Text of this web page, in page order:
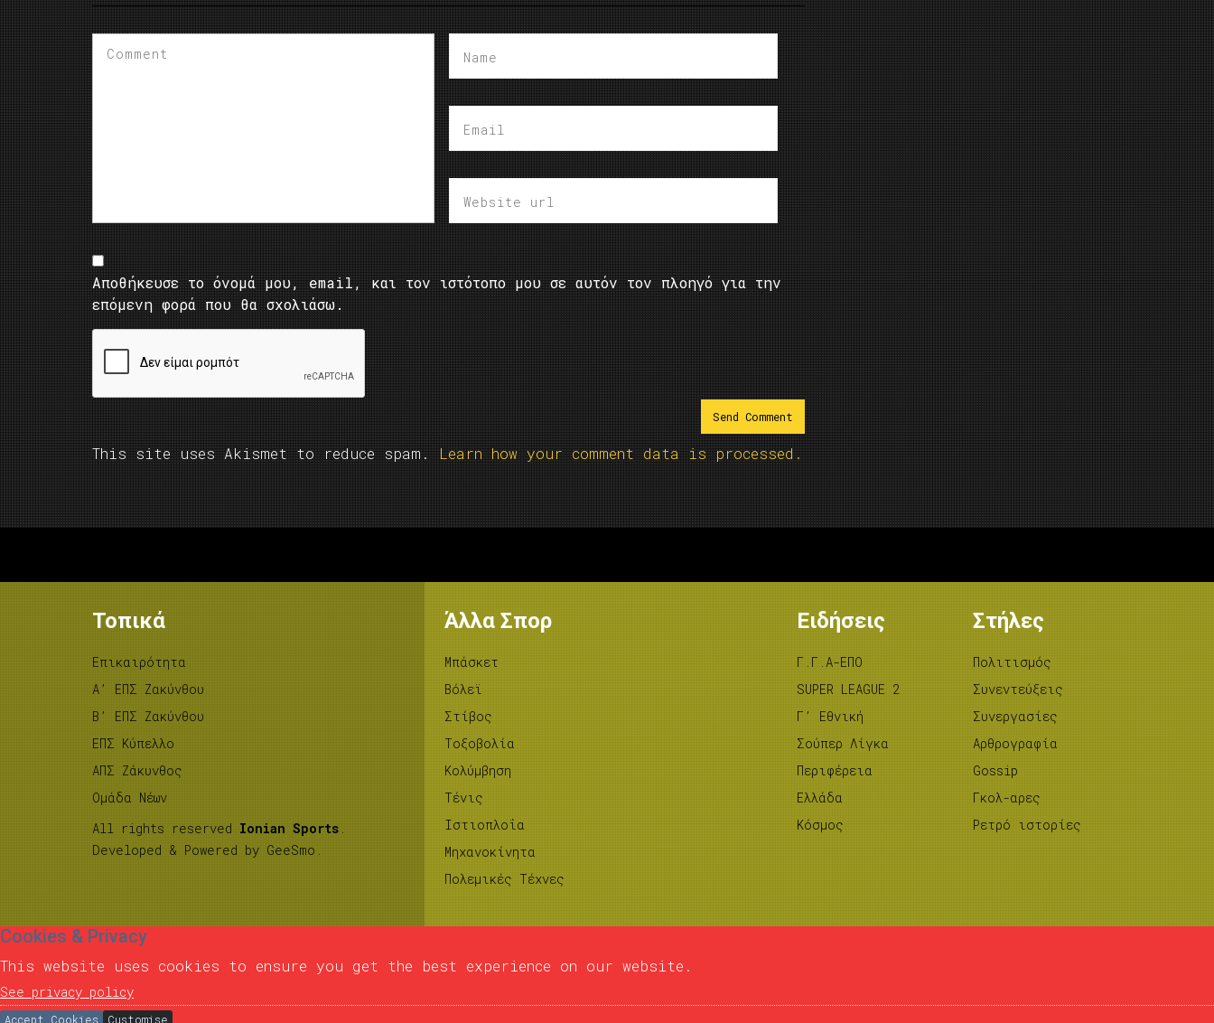
Αποθήκευσε το όνομά μου, email, και τον ιστότοπο μου σε αυτόν τον πλοηγό για την
επόμενη φορά που θα σχολιάσω.
This site uses Akismet to reduce spam. Learn how your comment data is processed.
Τοπικά
Επικαιρότητα
A’ ΕΠΣ Ζακύνθου
B’ ΕΠΣ Ζακύνθου
ΕΠΣ Κύπελλο
ΑΠΣ Ζάκυνθος
Ομάδα Νέων
All rights reserved Ionian Sports .
Developed & Powered by GeeSmo .
Άλλα Σπορ
Μπάσκετ
Βόλεϊ
Στίβος
Tοξοβολία
Κολύμβηση
Τένις
Ιστιοπλοΐα
Μηχανοκίνητα
Πολεμικές Τέχνες
Ειδήσεις
Γ.Γ.Α-ΕΠΟ
SUPER LEAGUE 2
Γ’ Εθνική
Σούπερ Λίγκα
Περιφέρεια
Ελλάδα
Κόσμος
Στήλες
Πολιτισμός
Συνεντεύξεις
Συνεργασίες
Αρθρογραφία
Gossip
Γκολ-αρες
Ρετρό ιστορίες
Cookies & Privacy
This website uses cookies to ensure you get the best experience on our website.
See privacy policy
Accept Cookies Customise